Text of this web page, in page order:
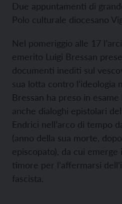
Due appuntamenti di
Polo culturale diocesano
Nel pomeriggio alle 17
emerito Luigi Bressan
documenti inediti sul
sua lotta contro l’ideologia
Bressan ha preso in
anche dialoghi epistolari
Endrici nell’arco di tempo
(anno della sua morte,
episcopato), da cui emerge
timore per l’affermarsi
fascista.